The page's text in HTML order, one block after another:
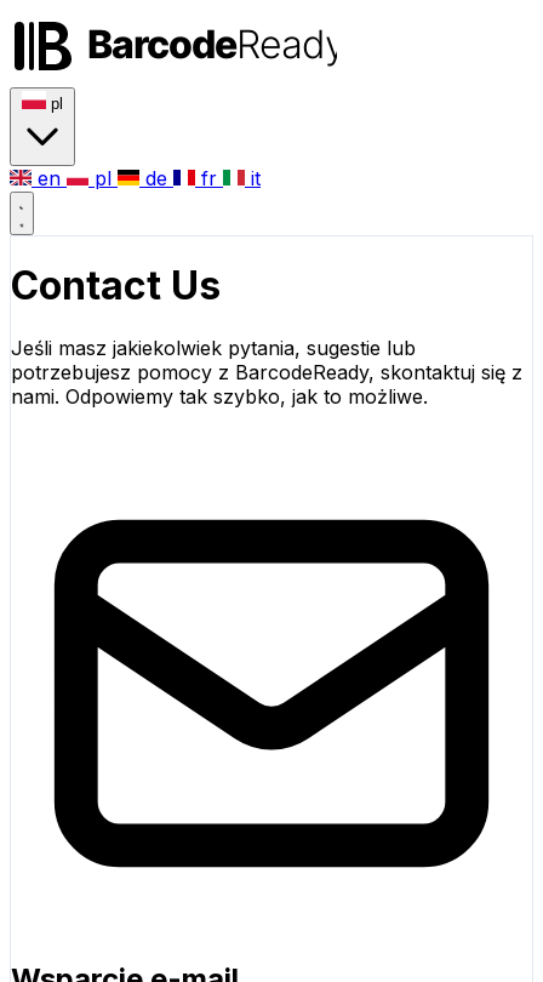
pl
en pl de fr it
Contact Us
Jeśli masz jakiekolwiek pytania, sugestie lub
potrzebujesz pomocy z BarcodeReady, skontaktuj się z
nami. Odpowiemy tak szybko, jak to możliwe.